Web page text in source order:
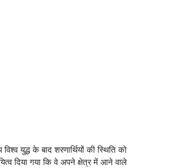
युद्ध के बाद शरणार्थियों की स्थिति को
दिया गया कि वे अपने क्षेत्र में आने वाले